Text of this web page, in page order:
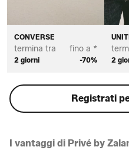
CONVERSE
termina tra
2 giorni
fino a *
-70% 2
Registrati
I vantaggi di Privé by